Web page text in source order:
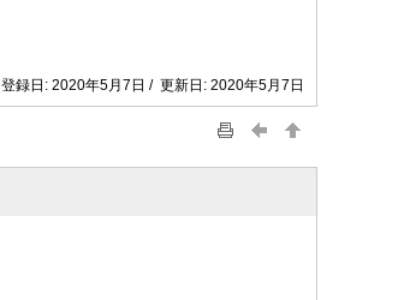
登録日: 2020年5月7日 / 更新日: 2020年5月7日